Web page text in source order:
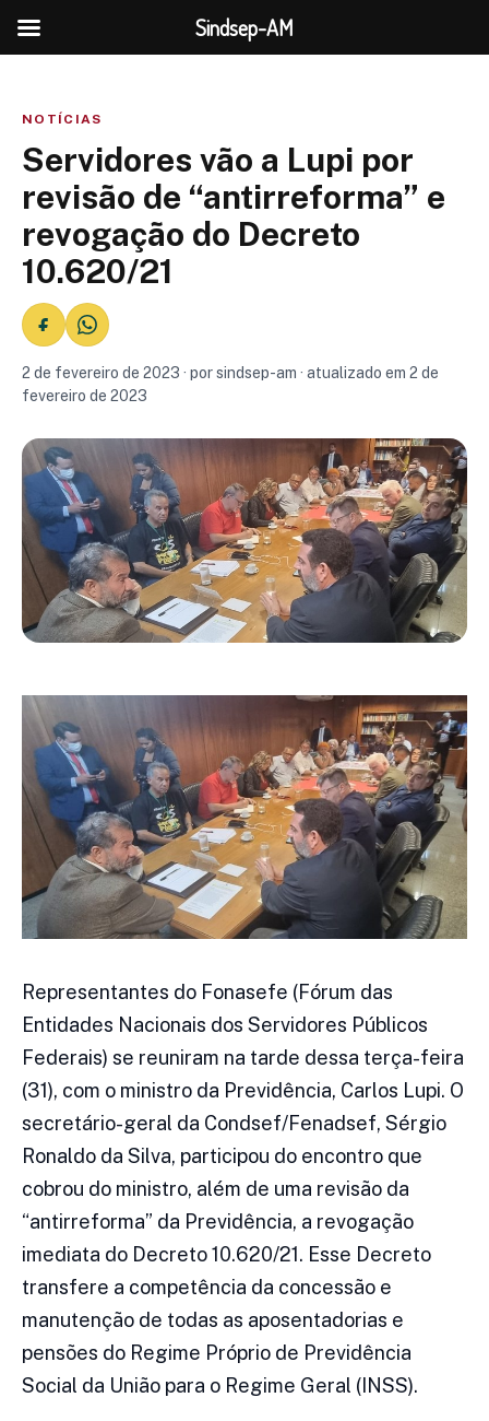
NOTÍCIAS
Servidores vão a Lupi por
revisão de “antirreforma” e
revogação do Decreto
10.620/21
2 de fevereiro de 2023 · por sindsep-am · atualizado em 2 de
fevereiro de 2023
Representantes do Fonasefe (Fórum das
Entidades Nacionais dos Servidores Públicos
Federais) se reuniram na tarde dessa terça-feira
(31), com o ministro da Previdência, Carlos Lupi. O
secretário-geral da Condsef/Fenadsef, Sérgio
Ronaldo da Silva, participou do encontro que
cobrou do ministro, além de uma revisão da
“antirreforma” da Previdência, a revogação
imediata do Decreto 10.620/21. Esse Decreto
transfere a competência da concessão e
manutenção de todas as aposentadorias e
pensões do Regime Próprio de Previdência
Social da União para o Regime Geral (INSS).
Sindsep-AM